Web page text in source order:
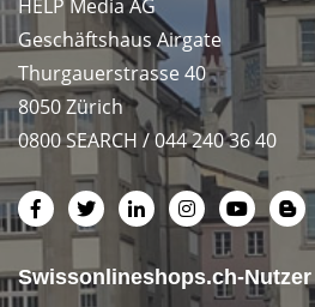
HELP Media AG
Geschäftshaus Airgate
Thurgauerstrasse 40
8050 Zürich
0800 SEARCH / 044 240 36 40
Swissonlineshops.ch-Nutzer